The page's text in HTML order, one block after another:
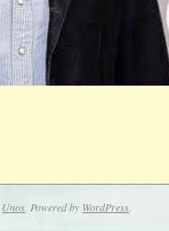
Unos . Powered by WordPress